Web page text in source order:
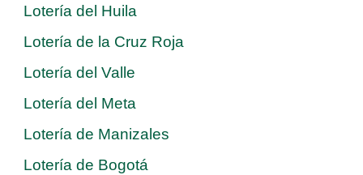
Lotería del Huila
Lotería de la Cruz Roja
Lotería del Valle
Lotería del Meta
Lotería de Manizales
Lotería de Bogotá